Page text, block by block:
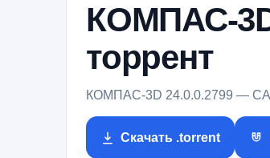
КОМПАС-3D
торрент
КОМПАС-3D 24.0.0.2799 —
Скачать .torrent